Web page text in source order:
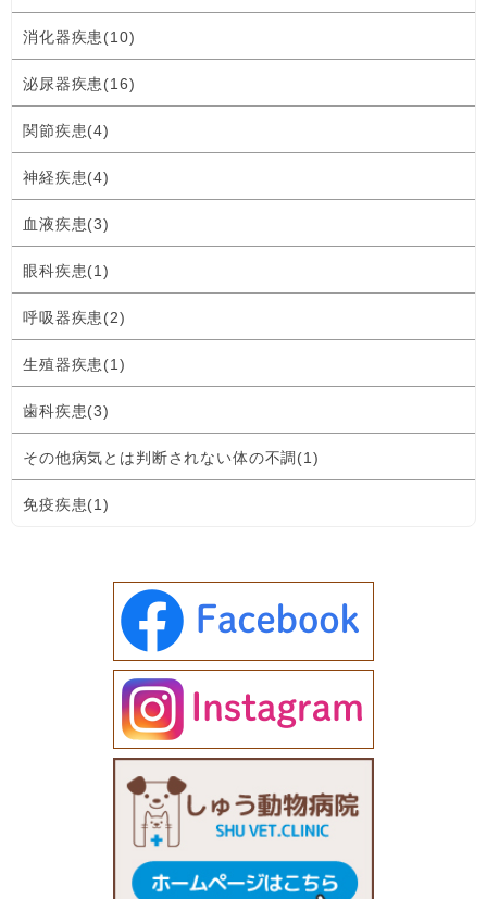
消化器疾患(10)
泌尿器疾患(16)
関節疾患(4)
神経疾患(4)
血液疾患(3)
眼科疾患(1)
呼吸器疾患(2)
生殖器疾患(1)
歯科疾患(3)
その他病気とは判断されない体の不調(1)
免疫疾患(1)